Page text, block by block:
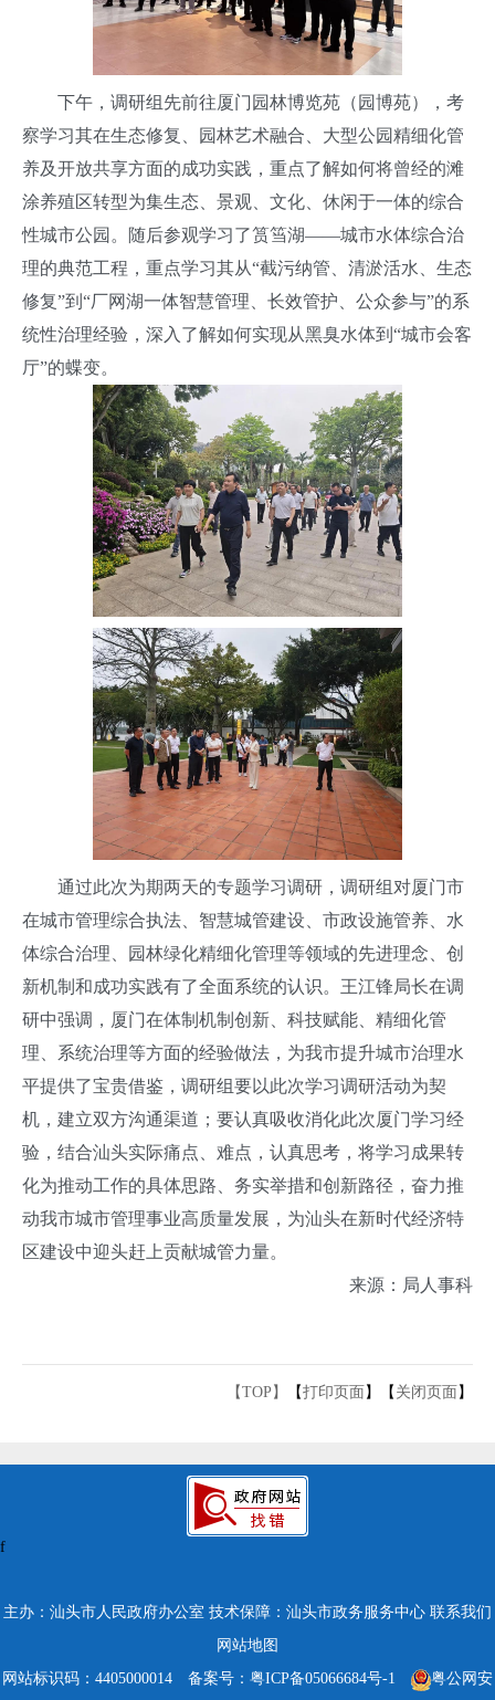
下午，调研组先前往厦门园林博览苑（园博苑），考
察学习其在生态修复、园林艺术融合、大型公园精细化管
养及开放共享方面的成功实践，重点了解如何将曾经的滩
涂养殖区转型为集生态、景观、文化、休闲于一体的综合
性城市公园。随后参观学习了筼筜湖——城市水体综合治
理的典范工程，重点学习其从“截污纳管、清淤活水、生态
修复”到“厂网湖一体智慧管理、长效管护、公众参与”的系
统性治理经验，深入了解如何实现从黑臭水体到“城市会客
厅”的蝶变。
通过此次为期两天的专题学习调研，调研组对厦门市
在城市管理综合执法、智慧城管建设、市政设施管养、水
体综合治理、园林绿化精细化管理等领域的先进理念、创
新机制和成功实践有了全面系统的认识。王江锋局长在调
研中强调，厦门在体制机制创新、科技赋能、精细化管
理、系统治理等方面的经验做法，为我市提升城市治理水
平提供了宝贵借鉴，调研组要以此次学习调研活动为契
机，建立双方沟通渠道；要认真吸收消化此次厦门学习经
验，结合汕头实际痛点、难点，认真思考，将学习成果转
化为推动工作的具体思路、务实举措和创新路径，奋力推
动我市城市管理事业高质量发展，为汕头在新时代经济特
区建设中迎头赶上贡献城管力量。
来源：局人事科
【TOP】 【打印页面 】【 关闭页面 】
主办：汕头市人民政府办公室 技术保障：汕头市政务服务中心 联系我们
网站地图
网站标识码：4405000014
备案号：粤ICP备05066684号-1 粤公网安
f